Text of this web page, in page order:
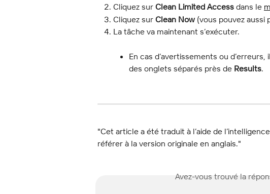
Cliquez sur Clean Limited Access dans le
Cliquez sur Clean Now (vous pouvez
La tâche va maintenant s’exécuter.
En cas d’avertissements ou
des onglets séparés près de Results.
"Cet article a été traduit à l’aide de
référer à la version originale en anglais."
Avez-vous trouvé la